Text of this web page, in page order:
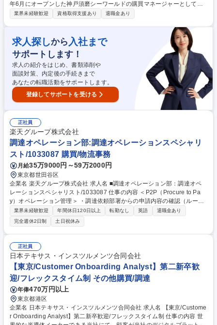
年6月にオープンした神戸須磨シーワールドの購買マネージャーとして、
水族館・ホテル運営に必要な備品等の購買業務とメンバーのマネジメント
【業務詳細】■水族館・ホテルの購買業務（検品・納品対応）■仕入システ
ム(発注・納品・請求)管理、棚卸、予算作成・管理■管理チームのマネジメ
ント業務 等 ☆経理部門とも関わるため、一部経理業務もお任せすること
があります。 ☆プレイングマネージャーとしてのご活躍を期待しておりま
す。 募集職種 【購買マネージャー】神戸須磨シーワールド担当/全国で多
様な施設を展開
業界未経験歓迎 資格取得支援あり 退職金あり
求人探しから 入社まで
サポートします！
求人の紹介をはじめ、書類添削や
面談対策、内定後の手続きまで
あなたの転職活動をサポートします。
登録してサポートを受ける
正社員
楽天グループ株式会社
調達オペレーション部:調達オペレーションスペシャリ
スト/1033087 購買/物流事務
月給35万9000円～59万2000円
東京都世田谷区
企業名 楽天グループ株式会社 求人名 ■調達オペレーション部：調達オペ
レーションスペシャリスト/1033087 仕事の内容 ＜P2P（Procure to Pa
y）オペレーション管理＞ ・調達依頼部署からの申請内容の確認（ルー
ル・プロセス遵守の確認） ・検収・支払に関するオペレーション対応 ＜
ステークホルダー管理＞・サプライヤー、事業部、経理部、法務部等との
連携 ・P2Pオペレーションに関する問い合わせ対応 ＜改善・標準化活動
＞・P2Pオペレーションの課題抽出および改善提案 ・運用ルール、業務マ
ニュアルの整備および更新 ・業務委託先のパフォーマンス管理およびサー
ビス品質向上に向けた継続的な改善活動 募集職種 ■調達オペレーション
部：調達オペレーションスペシャリスト/1033087
業界未経験歓迎 年間休日120日以上 転勤なし 英語
退職金あり
完全週休2日制
土日祝休み
正社員
日本テキサス・インスツルメンツ合同会社
【東京/Customer Onboarding Analyst】第二新卒歓
迎/フレックスタイム制 その他購買/調達
年俸470万円以上
東京都港区
企業名 日本テキサス・インスツルメンツ合同会社 求人名 【東京/Custome
r Onboarding Analyst】第二新卒歓迎/フレックスタイム制 仕事の内容 世